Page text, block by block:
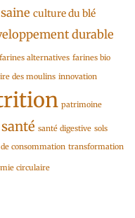
culture du blé
durable
farines alternatives farines bio
des moulins innovation
patrimoine
santé santé digestive sols
consommation transformation
circulaire